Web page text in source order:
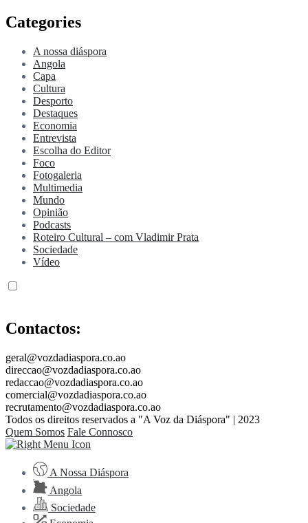
Categories
A nossa diáspora
Angola
Capa
Cultura
Desporto
Destaques
Economia
Entrevista
Escolha do Editor
Foco
Fotogaleria
Multimedia
Mundo
Opinião
Podcasts
Roteiro Cultural – com Vladimir Prata
Sociedade
Vídeo
Contactos:
geral@vozdadiaspora.co.ao
direccao@vozdadiaspora.co.ao
redaccao@vozdadiaspora.co.ao
comercial@vozdadiaspora.co.ao
recrutamento@vozdadiaspora.co.ao
Todos os direitos reservados a "A Voz da Diáspora" | 2023
Quem Somos Fale Connosco
A Nossa Diáspora
Angola
Sociedade